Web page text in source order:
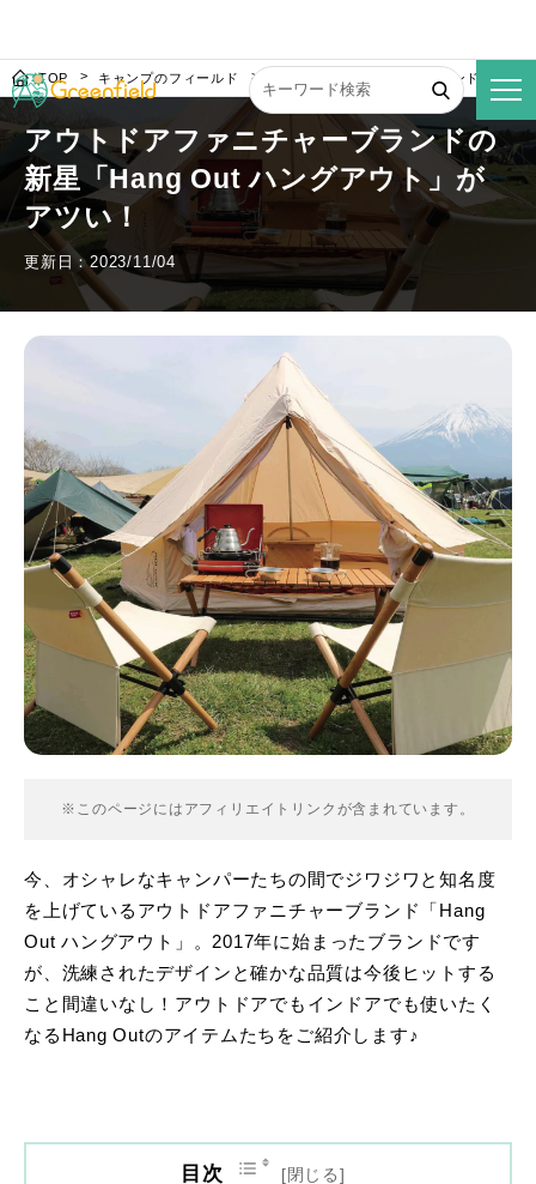
TOP キャンプのフィールド アウトドアファニチャーブランドの新星
アウトドアファニチャーブランドの
新星「Hang Out ハングアウト」が
アツい！
更新日：2023/11/04
※このページにはアフィリエイトリンクが含まれています。
今、オシャレなキャンパーたちの間でジワジワと知名度
を上げているアウトドアファニチャーブランド「Hang
Out ハングアウト」。2017年に始まったブランドです
が、洗練されたデザインと確かな品質は今後ヒットする
こと間違いなし！アウトドアでもインドアでも使いたく
なるHang Outのアイテムたちをご紹介します♪
目次